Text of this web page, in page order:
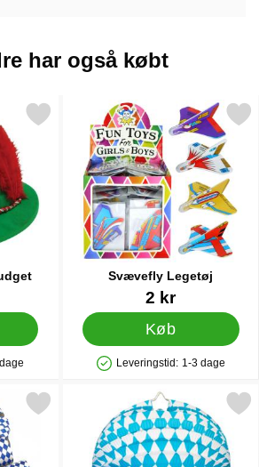
har også købt
På lager
Hat Budget som favorit
Svævefly Legetøj
Varenr 168342 kr
Køb
Produkttilgængelighed: På lager
Leveringstid: 1-3 dage
Markér svævefly
Bayern Blå som favorit
Markér blå/Hvid Rund